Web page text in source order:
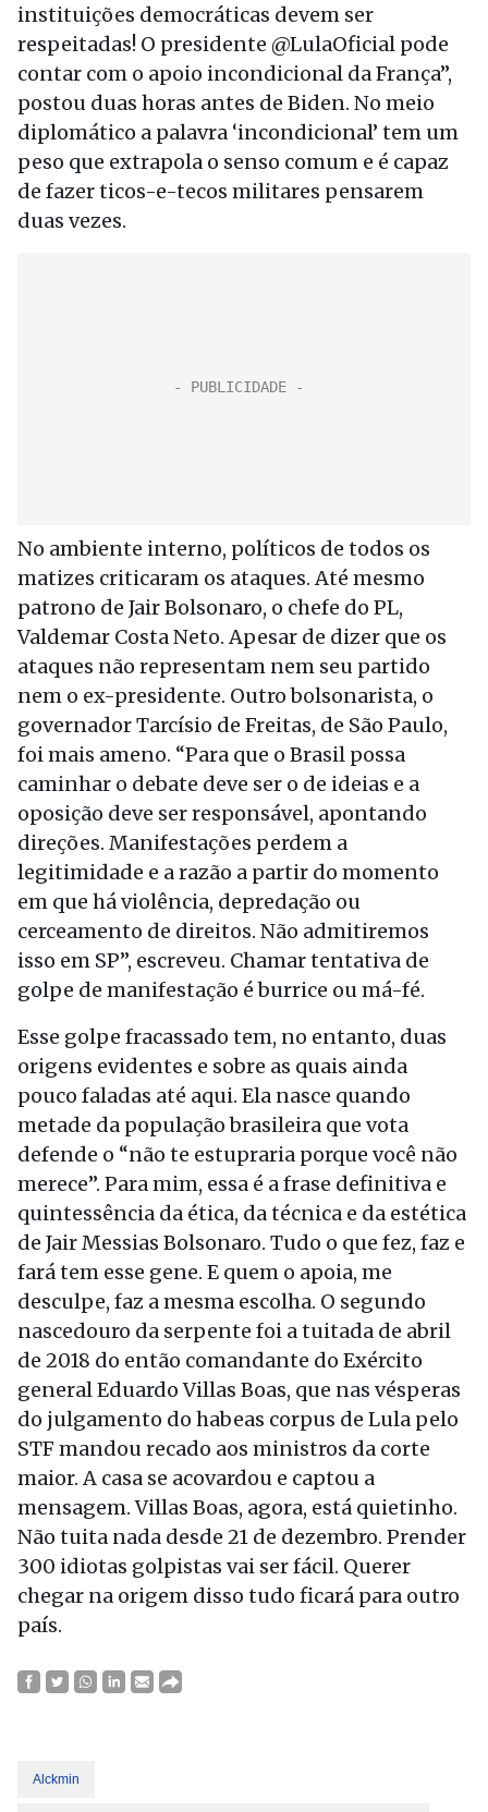
instituições democráticas devem ser
respeitadas! O presidente @LulaOficial pode
contar com o apoio incondicional da França”,
postou duas horas antes de Biden. No meio
diplomático a palavra ‘incondicional’ tem um
peso que extrapola o senso comum e é capaz
de fazer ticos-e-tecos militares pensarem
duas vezes.
No ambiente interno, políticos de todos os
matizes criticaram os ataques. Até mesmo
patrono de Jair Bolsonaro, o chefe do PL,
Valdemar Costa Neto. Apesar de dizer que os
ataques não representam nem seu partido
nem o ex-presidente. Outro bolsonarista, o
governador Tarcísio de Freitas, de São Paulo,
foi mais ameno. “Para que o Brasil possa
caminhar o debate deve ser o de ideias e a
oposição deve ser responsável, apontando
direções. Manifestações perdem a
legitimidade e a razão a partir do momento
em que há violência, depredação ou
cerceamento de direitos. Não admitiremos
isso em SP”, escreveu. Chamar tentativa de
golpe de manifestação é burrice ou má-fé.
Esse golpe fracassado tem, no entanto, duas
origens evidentes e sobre as quais ainda
pouco faladas até aqui. Ela nasce quando
metade da população brasileira que vota
defende o “não te estupraria porque você não
merece”. Para mim, essa é a frase definitiva e
quintessência da ética, da técnica e da estética
de Jair Messias Bolsonaro. Tudo o que fez, faz e
fará tem esse gene. E quem o apoia, me
desculpe, faz a mesma escolha. O segundo
nascedouro da serpente foi a tuitada de abril
de 2018 do então comandante do Exército
general Eduardo Villas Boas, que nas vésperas
do julgamento do habeas corpus de Lula pelo
STF mandou recado aos ministros da corte
maior. A casa se acovardou e captou a
mensagem. Villas Boas, agora, está quietinho.
Não tuita nada desde 21 de dezembro. Prender
300 idiotas golpistas vai ser fácil. Querer
chegar na origem disso tudo ficará para outro
país.
Alckmin